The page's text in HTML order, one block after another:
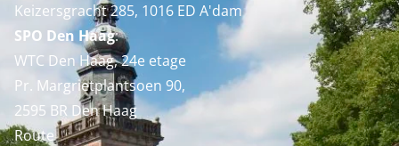
Keizersgracht 285, 1016 ED A'dam
SPO Den Haag:
WTC Den Haag, 24e etage
Pr. Margrietplantsoen 90,
2595 BR Den Haag
Route